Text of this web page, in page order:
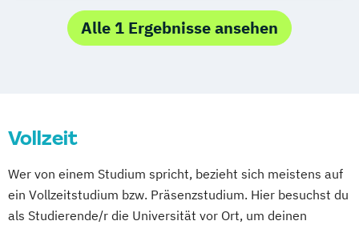
Alle 1 Ergebnisse ansehen
Vollzeit
Wer von einem Studium spricht, bezieht sich meistens auf
ein Vollzeitstudium bzw. Präsenzstudium. Hier besuchst du
als Studierende/r die Universität vor Ort, um deinen